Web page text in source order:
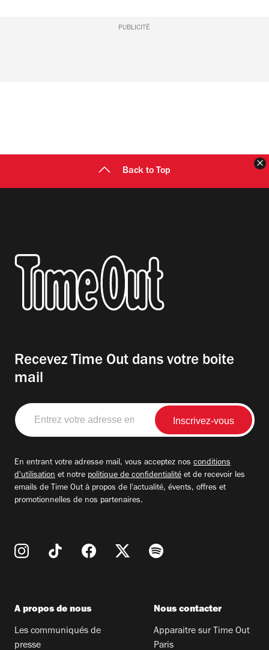
PUBLICITÉ
Back to Top
Recevez Time Out dans votre boite
mail
Entrez
votre
adresse
En entrant votre adresse mail, vous acceptez nos conditions
d'utilisation et notre politique de confidentialité et de recevoir les
emails de Time Out à propos de l'actualité, évents, offres et
promotionnelles de nos partenaires.
A propos de nous
Les communiqués de
presse
Nous contacter
Apparaitre sur Time Out
Paris